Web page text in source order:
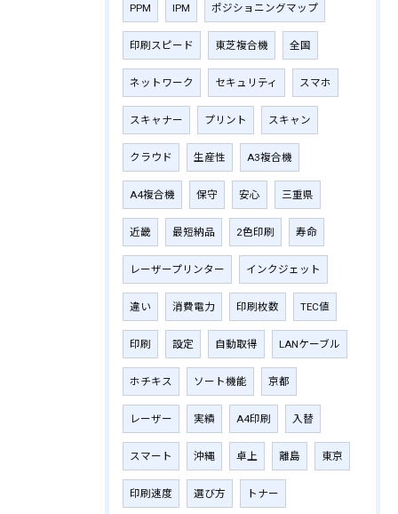
PPM IPM ポジショニングマップ
印刷スピード 東芝複合機 全国
ネットワーク セキュリティ スマホ
スキャナー プリント スキャン
クラウド 生産性 A3複合機
A4複合機 保守 安心 三重県
近畿 最短納品 2色印刷 寿命
レーザープリンター インクジェット
違い 消費電力 印刷枚数 TEC値
印刷 設定 自動取得 LANケーブル
ホチキス ソート機能 京都
レーザー 実績 A4印刷 入替
スマート 沖縄 卓上 離島 東京
印刷速度 選び方 トナー